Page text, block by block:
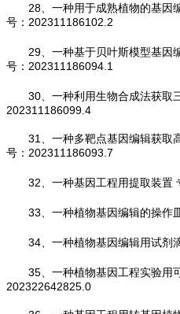
28、一种用于成熟植物的基因
号：202311186102.2
29、一种基于贝叶斯模型基因
号：202311186094.1
30、一种利用生物合成法获取
202311186099.4
31、一种多靶点基因编辑获取
号：202311186093.7
32、一种基因工程用提取装置
33、一种植物基因编辑的操作
34、一种植物基因编辑用试剂
35、一种植物基因工程实验用
202322642825.0